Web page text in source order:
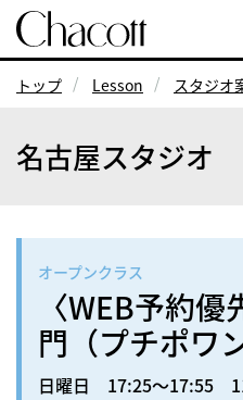
トップ Lesson スタジオ
名古屋スタジオ
オープンクラス
〈WEB予約
門（プチポワ
日曜日 17:25～17:55